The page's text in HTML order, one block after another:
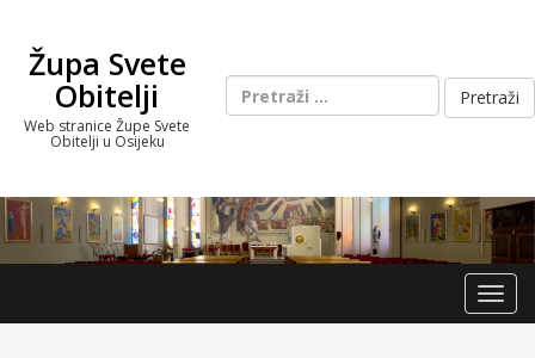
contentŽupa Svete
Obitelji
Web stranice Župe Svete
Obitelji u Osijeku
Pretraži: